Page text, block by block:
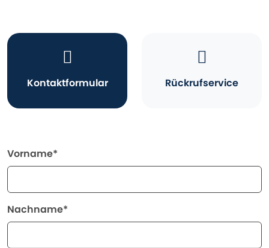
Kontaktformular Rückrufservice
Vorname*
Nachname*